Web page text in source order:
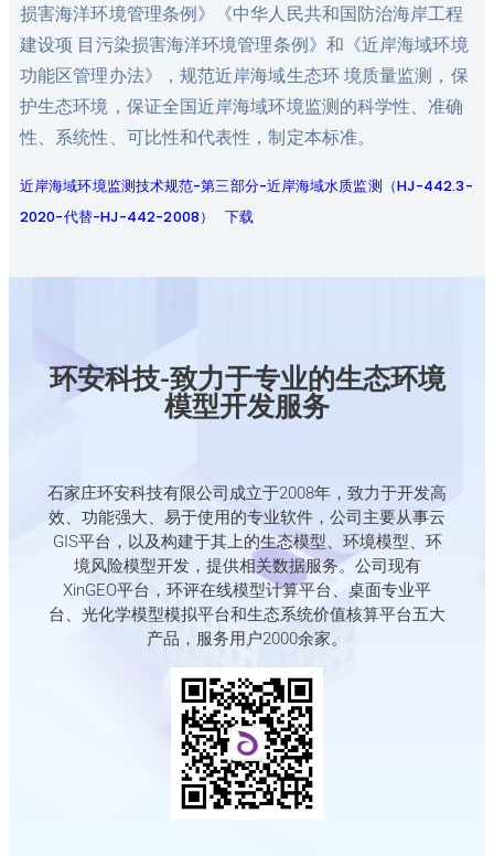
损害海洋环境管理条例》《中华人民共和国防治海岸工程
建设项 目污染损害海洋环境管理条例》和《近岸海域环境
功能区管理办法》，规范近岸海域生态环 境质量监测，保
护生态环境，保证全国近岸海域环境监测的科学性、准确
性、系统性、可比性和代表性，制定本标准。
近岸海域环境监测技术规范-第三部分-近岸海域水质监测（HJ-442.3-
2020-代替-HJ-442-2008）
下载
环安科技-致力于专业的生态环境
模型开发服务
石家庄环安科技有限公司成立于2008年，致力于开发高
效、功能强大、易于使用的专业软件，公司主要从事云
GIS平台，以及构建于其上的生态模型、环境模型、环
境风险模型开发，提供相关数据服务。公司现有
XinGEO平台，环评在线模型计算平台、桌面专业平
台、光化学模型模拟平台和生态系统价值核算平台五大
产品，服务用户2000余家。